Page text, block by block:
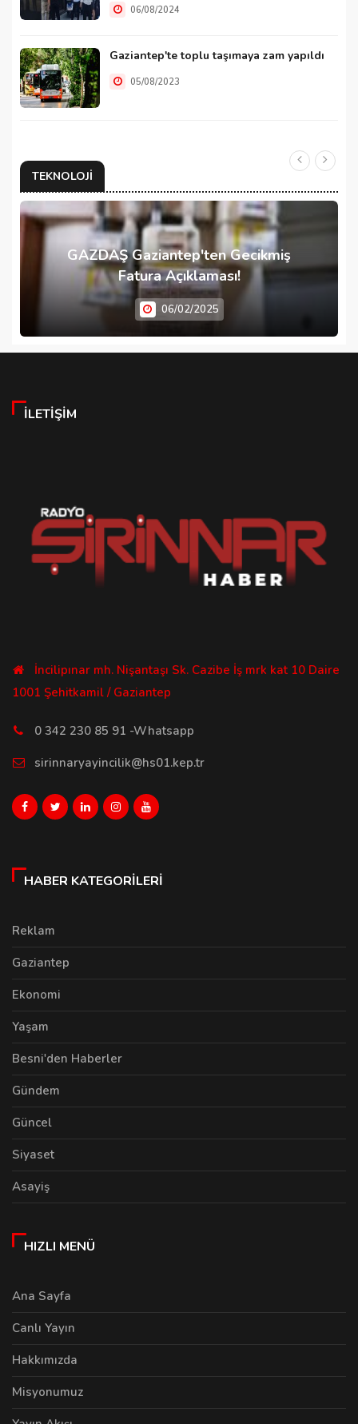
06/08/2024
Gaziantep'te toplu taşımaya zam yapıldı
05/08/2023
TEKNOLOJI
GAZDAŞ Gaziantep'ten Gecikmiş
Fatura Açıklaması!
06/02/2025
İLETIŞIM
İncilipınar mh. Nişantaşı Sk. Cazibe İş mrk kat 10 Daire
1001 Şehitkamil / Gaziantep
0 342 230 85 91 -Whatsapp
sirinnaryayincilik@hs01.kep.tr
HABER KATEGORILERI
Reklam
Gaziantep
Ekonomi
Yaşam
Besni'den Haberler
Gündem
Güncel
Siyaset
Asayiş
HIZLI MENÜ
Ana Sayfa
Canlı Yayın
Hakkımızda
Misyonumuz